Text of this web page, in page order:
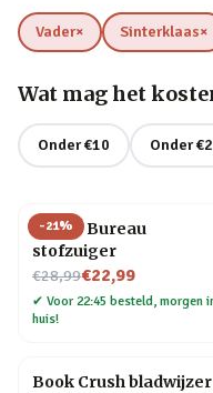
Vader×
verwijderen Sinterklaas×
verwijderen
Wat mag het
Onder €10 Onder
-21%
Henry Bureau
stofzuiger
€28,99
Nu voor€22,99
✔ Voor 22:45 besteld, morgen
huis!
Book Crush bladwijzer